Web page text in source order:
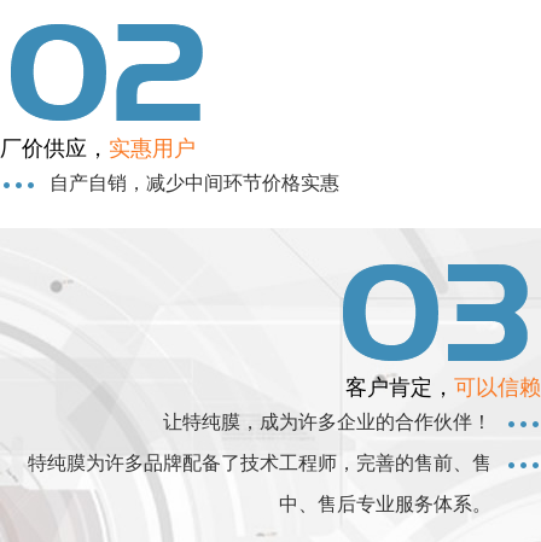
厂价供应， 实惠用户
自产自销，减少中间环节价格实惠
客户肯定， 可以信赖
让特纯膜，成为许多企业的合作伙伴！
特纯膜为许多品牌配备了技术工程师，完善的售前、售
中、售后专业服务体系。